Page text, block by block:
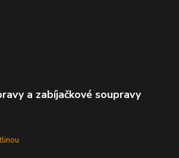
a zabíjačkové soupravy